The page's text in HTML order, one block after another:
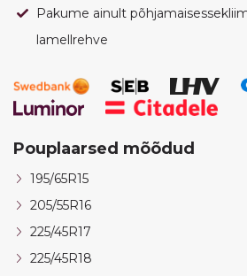
Pakume ainult
lamellrehve
Pouplaarsed mõõdud
195/65R15
205/55R16
225/45R17
225/45R18